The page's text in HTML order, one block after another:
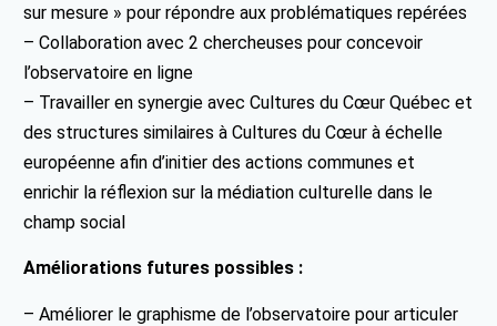
sur mesure » pour répondre aux problématiques repérées
– Collaboration avec 2 chercheuses pour concevoir
l’observatoire en ligne
– Travailler en synergie avec Cultures du Cœur Québec et
des structures similaires à Cultures du Cœur à échelle
européenne afin d’initier des actions communes et
enrichir la réflexion sur la médiation culturelle dans le
champ social
Améliorations futures possibles :
– Améliorer le graphisme de l’observatoire pour articuler